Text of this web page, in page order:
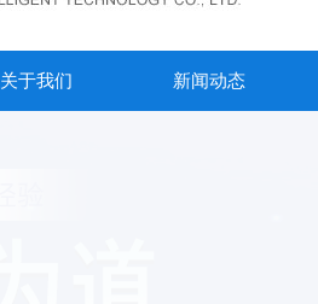
关于我们 新闻动态